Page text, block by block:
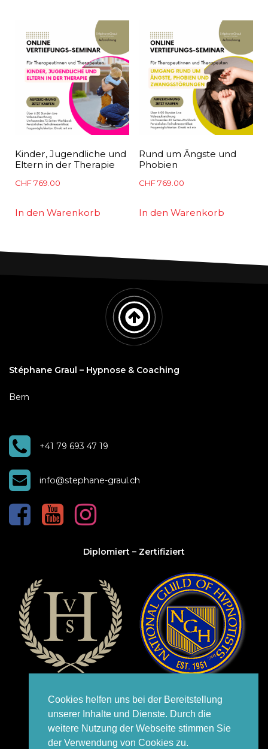
Cookies helfen uns bei der Bereitstellung
unserer Inhalte und Dienste. Durch die
weitere Nutzung der Webseite stimmen Sie
der Verwendung von Cookies zu.
Kinder, Jugendliche und
Eltern in der Therapie
CHF769.00
In den Warenkorb
Rund um Ängste und
Phobien
CHF769.00
In den Warenkorb
Stéphane Graul – Hypnose & Coaching
Bern
+41 79 693 47 19
info@stephane-graul.ch
Diplomiert – Zertifiziert